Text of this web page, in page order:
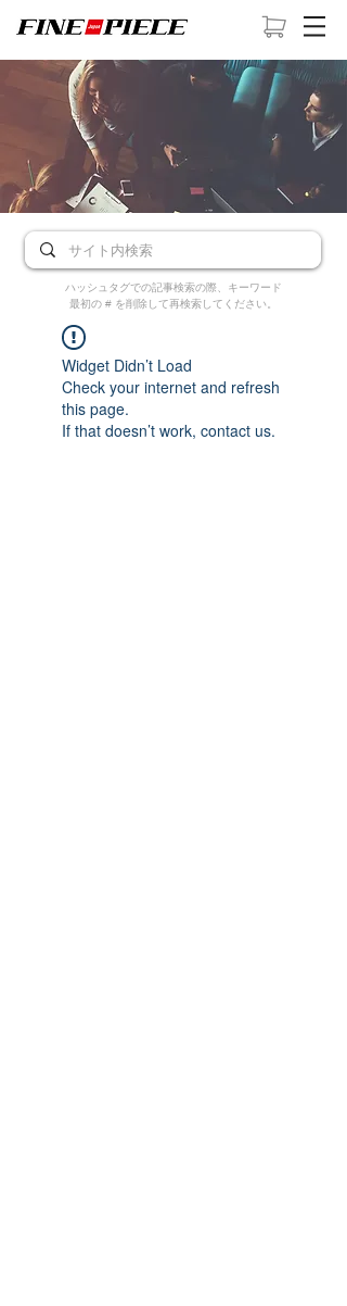
ハッシュタグでの記事検索の際、キーワード
最初の # を削除して再検索してください。
Widget Didn’t Load
Check your internet and refresh
this page.
If that doesn’t work, contact us.